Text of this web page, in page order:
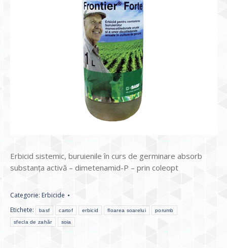
Erbicid sistemic, buruienile în curs de germinare absorb
substanţa activă – dimetenamid-P – prin coleopt
Categorie: Erbicide
Etichete:
basf cartof erbicid floarea soarelui porumb
sfecla de zahăr soia